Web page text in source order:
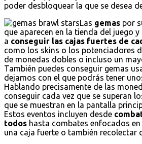
poder desbloquear la que se desea
Las gemas por
que aparecen en la tienda del juego
a conseguir las cajas fuertes de
como los skins o los potenciadores
de monedas dobles o incluso un
También puedes conseguir gemas
dejamos con el que podrás tener
Hablando precisamente de las
conseguir cada vez que se superan
que se muestran en la pantalla
Estos eventos incluyen desde
todos hasta combates enfocados
una caja fuerte o también recolectar